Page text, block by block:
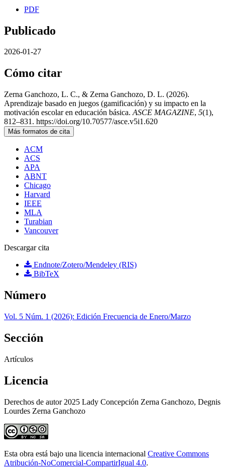
PDF
Publicado
2026-01-27
Cómo citar
Zerna Ganchozo, L. C., & Zerna Ganchozo, D. L. (2026).
Aprendizaje basado en juegos (gamificación) y su impacto en la
motivación escolar en educación básica. ASCE MAGAZINE, 5(1),
812–831. https://doi.org/10.70577/asce.v5i1.620
Más formatos de cita
ACM
ACS
APA
ABNT
Chicago
Harvard
IEEE
MLA
Turabian
Vancouver
Descargar cita
Endnote/Zotero/Mendeley (RIS)
BibTeX
Número
Vol. 5 Núm. 1 (2026): Edición Frecuencia de Enero/Marzo
Sección
Artículos
Licencia
Derechos de autor 2025 Lady Concepción Zerna Ganchozo, Degnis
Lourdes Zerna Ganchozo
Esta obra está bajo una licencia internacional Creative Commons
Atribución-NoComercial-CompartirIgual 4.0.